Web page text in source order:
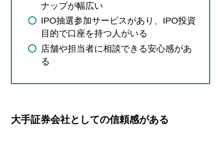
ナップが幅広い
IPO抽選参加サービスがあり、IPO投資
目的で口座を持つ人がいる
店舗や担当者に相談できる安心感があ
る
大手証券会社としての信頼感がある